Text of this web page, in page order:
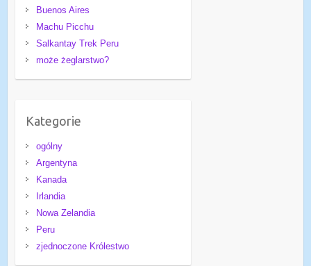
Buenos Aires
Machu Picchu
Salkantay Trek Peru
może żeglarstwo?
Kategorie
ogólny
Argentyna
Kanada
Irlandia
Nowa Zelandia
Peru
zjednoczone Królestwo